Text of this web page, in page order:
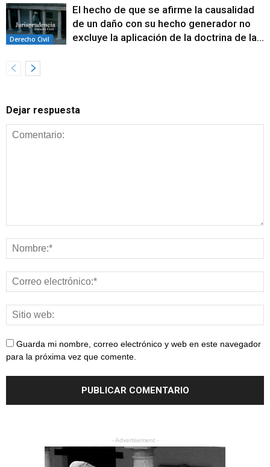
Derecho Civil
El hecho de que se afirme la causalidad
de un daño con su hecho generador no
excluye la aplicación de la doctrina de la...
Dejar respuesta
Guarda mi nombre, correo electrónico y web en este navegador
para la próxima vez que comente.
- Advertisement -